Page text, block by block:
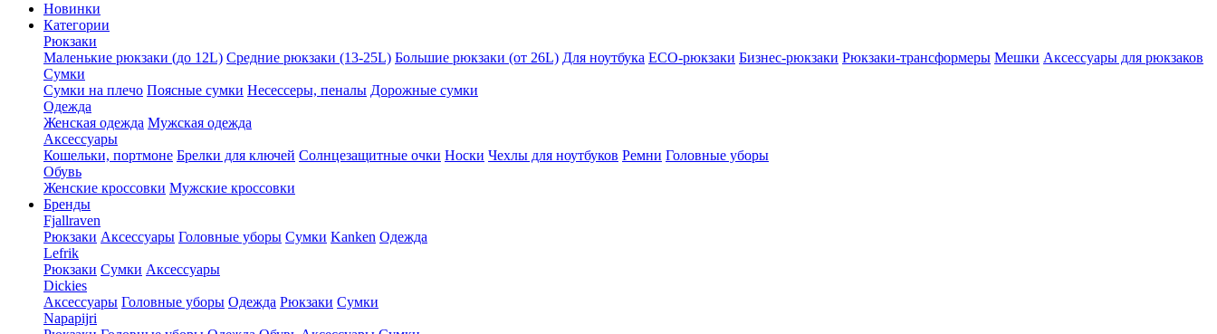
Новинки
Категории
Рюкзаки
Маленькие рюкзаки (до 12L) Средние рюкзаки (13-25L) Большие рюкзаки (от 26L) Для ноутбука ECO-рюкзаки Бизнес-рюкзаки Рюкзаки-трансформеры Мешки Аксессуары для рюкзаков
Сумки
Сумки на плечо Поясные сумки Несессеры, пеналы Дорожные сумки
Одежда
Женская одежда Мужская одежда
Аксессуары
Кошельки, портмоне Брелки для ключей Солнцезащитные очки Носки Чехлы для ноутбуков Ремни Головные уборы
Обувь
Женские кроссовки Мужские кроссовки
Бренды
Fjallraven
Рюкзаки Аксессуары Головные уборы Сумки Kanken Одежда
Lefrik
Рюкзаки Сумки Аксессуары
Dickies
Аксессуары Головные уборы Одежда Рюкзаки Сумки
Napapijri